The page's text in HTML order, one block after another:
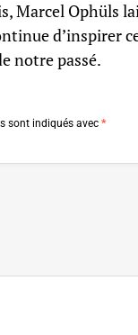
Marcel Ophüls
d’inspirer
notre passé.
sont indiqués avec *